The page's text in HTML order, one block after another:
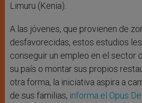
Limuru (Kenia).
A las jóvenes, que provienen de
desfavorecidas, estos estudios
conseguir un empleo en el sector
su país o montar sus propios
otra forma, la iniciativa aspira a
de sus familias, informa el Opus